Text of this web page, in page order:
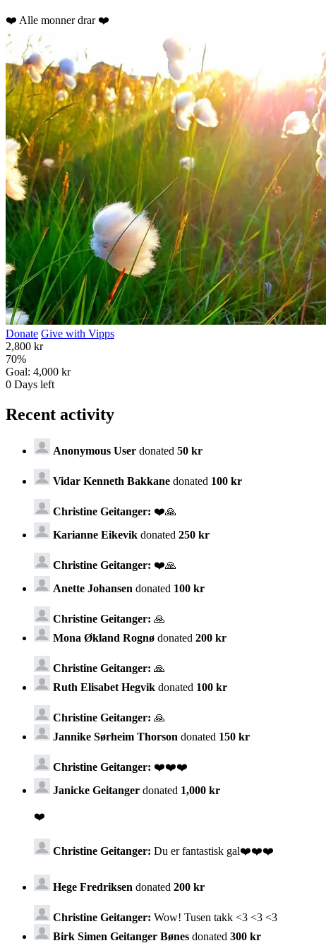
❤️ Alle monner drar ❤️
Donate Give with Vipps
2,800 kr
70%
Goal: 4,000 kr
0 Days left
Recent activity
Anonymous User donated 50 kr
Vidar Kenneth Bakkane donated 100 kr
Christine Geitanger: ❤️🙏
Karianne Eikevik donated 250 kr
Christine Geitanger: ❤️🙏
Anette Johansen donated 100 kr
Christine Geitanger: 🙏
Mona Økland Rognø donated 200 kr
Christine Geitanger: 🙏
Ruth Elisabet Hegvik donated 100 kr
Christine Geitanger: 🙏
Jannike Sørheim Thorson donated 150 kr
Christine Geitanger: ❤️❤️❤️
Janicke Geitanger donated 1,000 kr
❤️
Christine Geitanger: Du er fantastisk gal❤️❤️❤️
Hege Fredriksen donated 200 kr
Christine Geitanger: Wow! Tusen takk <3 <3 <3
Birk Simen Geitanger Bønes donated 300 kr